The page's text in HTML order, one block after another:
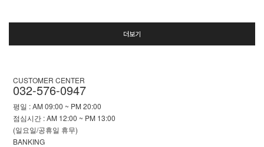
더보기
CUSTOMER CENTER
032-576-0947
평일 : AM 09:00 ~ PM 20:00
점심시간 : AM 12:00 ~ PM 13:00
(일요일/공휴일 휴무)
BANKING